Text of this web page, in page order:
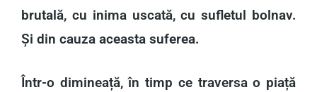
brutală, cu inima uscată, cu sufletul bolnav.
Și din cauza aceasta suferea.
Într-o dimineață, în timp ce traversa o piață